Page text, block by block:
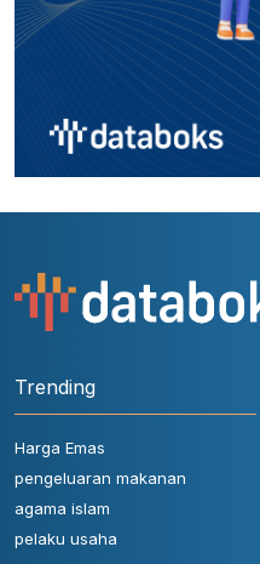
Trending
Harga Emas
pengeluaran makanan
agama islam
pelaku usaha